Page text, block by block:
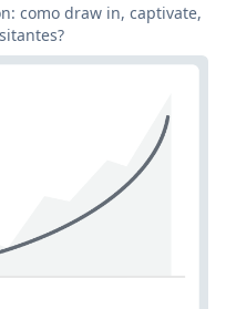
como draw in, captivate,